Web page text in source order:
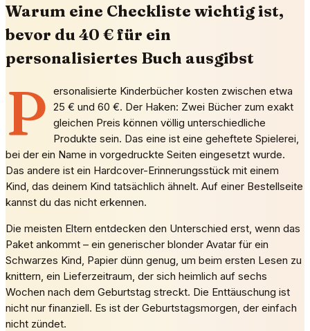
Warum eine Checkliste wichtig ist,
bevor du 40 € für ein
personalisiertes Buch ausgibst
P ersonalisierte Kinderbücher kosten zwischen etwa
25 € und 60 €. Der Haken: Zwei Bücher zum exakt
gleichen Preis können völlig unterschiedliche
Produkte sein. Das eine ist eine geheftete Spielerei,
bei der ein Name in vorgedruckte Seiten eingesetzt wurde.
Das andere ist ein Hardcover-Erinnerungsstück mit einem
Kind, das deinem Kind tatsächlich ähnelt. Auf einer Bestellseite
kannst du das nicht erkennen.
Die meisten Eltern entdecken den Unterschied erst, wenn das
Paket ankommt – ein generischer blonder Avatar für ein
Schwarzes Kind, Papier dünn genug, um beim ersten Lesen zu
knittern, ein Lieferzeitraum, der sich heimlich auf sechs
Wochen nach dem Geburtstag streckt. Die Enttäuschung ist
nicht nur finanziell. Es ist der Geburtstagsmorgen, der einfach
nicht zündet.